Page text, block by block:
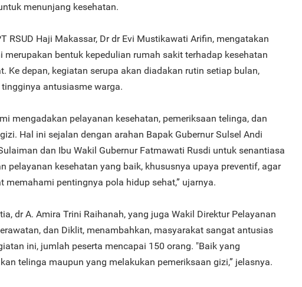
menunjang kesehatan.
RSUD Haji Makassar, Dr dr Evi Mustikawati Arifin, mengatakan
merupakan bentuk kepedulian rumah sakit terhadap kesehatan
Ke depan, kegiatan serupa akan diadakan rutin setiap bulan,
antusiasme warga.
mengadakan pelayanan kesehatan, pemeriksaan telinga, dan
Hal ini sejalan dengan arahan Bapak Gubernur Sulsel Andi
dan Ibu Wakil Gubernur Fatmawati Rusdi untuk senantiasa
pelayanan kesehatan yang baik, khususnya upaya preventif, agar
memahami pentingnya pola hidup sehat,” ujarnya.
dr A. Amira Trini Raihanah, yang juga Wakil Direktur Pelayanan
dan Diklit, menambahkan, masyarakat sangat antusias
ini, jumlah peserta mencapai 150 orang. "Baik yang
telinga maupun yang melakukan pemeriksaan gizi,” jelasnya.